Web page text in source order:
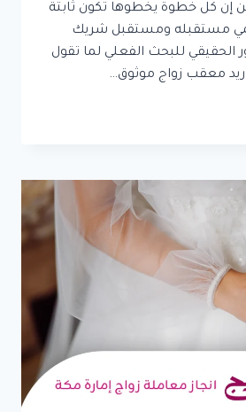
إن كل خطوة يخطوها تكون ثابتة
مستقبله ومستقبل شريك
الحقيقي للبحث الفعلي لما تقول
معقب زواج موثوق…